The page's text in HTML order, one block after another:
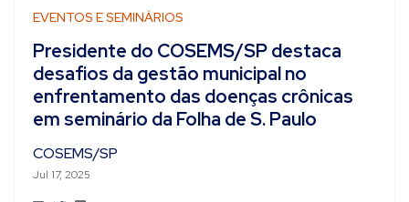
EVENTOS E SEMINÁRIOS
Presidente do COSEMS/SP destaca
desafios da gestão municipal no
enfrentamento das doenças crônicas
em seminário da Folha de S. Paulo
COSEMS/SP
Jul 17, 2025